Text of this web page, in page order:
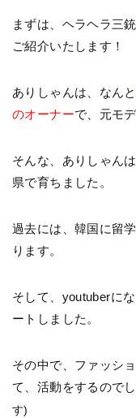
まずは、ヘラヘラ三
ご紹介いたします！
ありしゃんは、なんと
のオーナーで、元モ
そんな、ありしゃん
県で育ちました。
過去には、韓国に留
ります。
そして、youtuberに
ートしました。
その中で、ファッシ
て、活動をするのでし
す)